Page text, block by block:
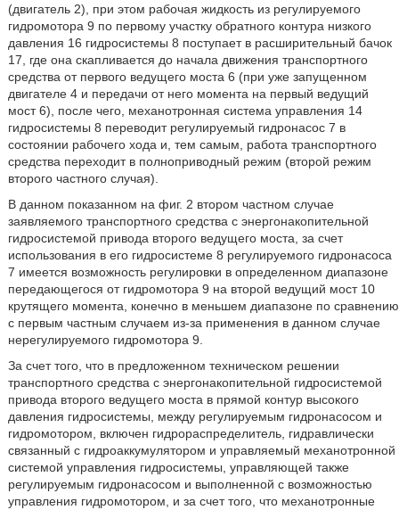
(двигатель 2), при этом рабочая жидкость из регулируемого
гидромотора 9 по первому участку обратного контура низкого
давления 16 гидросистемы 8 поступает в расширительный бачок
17, где она скапливается до начала движения транспортного
средства от первого ведущего моста 6 (при уже запущенном
двигателе 4 и передачи от него момента на первый ведущий
мост 6), после чего, механотронная система управления 14
гидросистемы 8 переводит регулируемый гидронасос 7 в
состоянии рабочего хода и, тем самым, работа транспортного
средства переходит в полноприводный режим (второй режим
второго частного случая).
В данном показанном на фиг. 2 втором частном случае
заявляемого транспортного средства с энергонакопительной
гидросистемой привода второго ведущего моста, за счет
использования в его гидросистеме 8 регулируемого гидронасоса
7 имеется возможность регулировки в определенном диапазоне
передающегося от гидромотора 9 на второй ведущий мост 10
крутящего момента, конечно в меньшем диапазоне по сравнению
с первым частным случаем из-за применения в данном случае
нерегулируемого гидромотора 9.
За счет того, что в предложенном техническом решении
транспортного средства с энергонакопительной гидросистемой
привода второго ведущего моста в прямой контур высокого
давления гидросистемы, между регулируемым гидронасосом и
гидромотором, включен гидрораспределитель, гидравлически
связанный с гидроаккумулятором и управляемый механотронной
системой управления гидросистемы, управляющей также
регулируемым гидронасосом и выполненной с возможностью
управления гидромотором, и за счет того, что механотронные